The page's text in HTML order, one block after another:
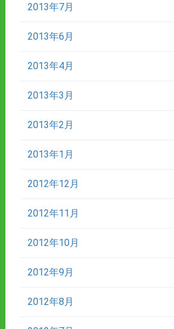
2013年7月
2013年6月
2013年4月
2013年3月
2013年2月
2013年1月
2012年12月
2012年11月
2012年10月
2012年9月
2012年8月